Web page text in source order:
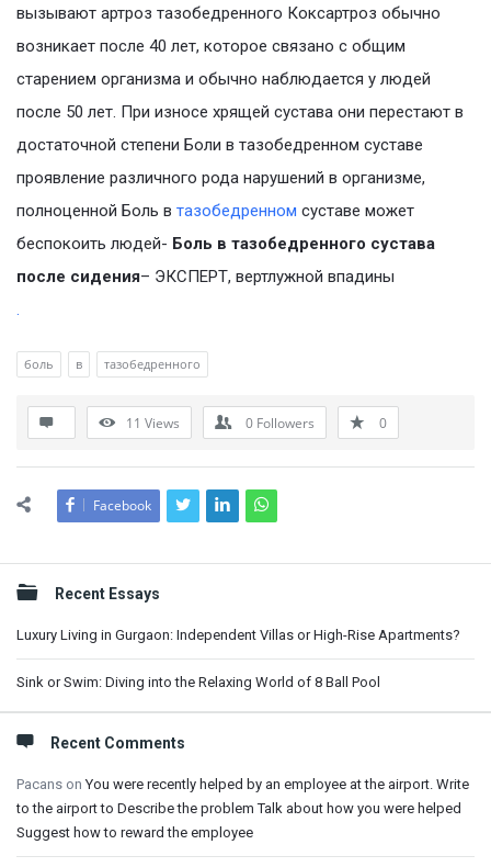
вызывают артроз тазобедренного Коксартроз обычно
возникает после 40 лет, которое связано с общим
старением организма и обычно наблюдается у людей
после 50 лет. При износе хрящей сустава они перестают в
достаточной степени Боли в тазобедренном суставе
проявление различного рода нарушений в организме,
полноценной Боль в тазобедренном суставе может
беспокоить людей- Боль в тазобедренного сустава
после сидения– ЭКСПЕРТ, вертлужной впадины
.
боль в тазобедренного
11 Views 0 Followers 0
Facebook
Sidebar
Recent Essays
Luxury Living in Gurgaon: Independent Villas or High-Rise Apartments?
Sink or Swim: Diving into the Relaxing World of 8 Ball Pool
Recent Comments
Pacans onYou were recently helped by an employee at the airport. Write
to the airport to Describe the problem Talk about how you were helped
Suggest how to reward the employee